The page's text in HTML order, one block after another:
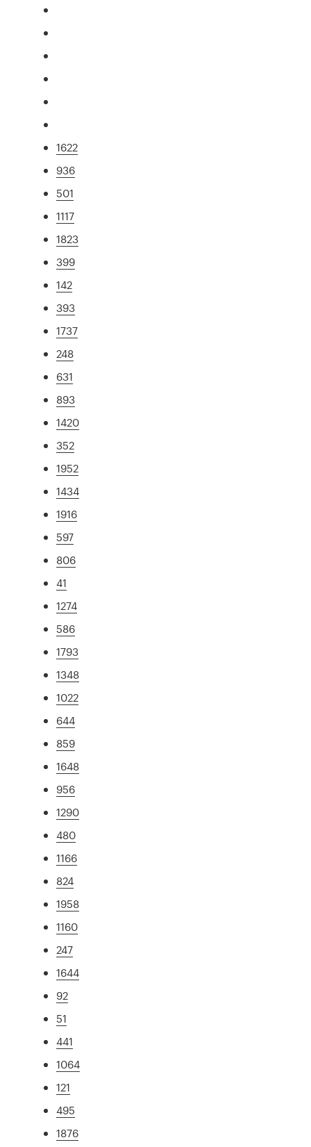
1622
936
501
1117
1823
399
142
393
1737
248
631
893
1420
352
1952
1434
1916
597
806
41
1274
586
1793
1348
1022
644
859
1648
956
1290
480
1166
824
1958
1160
247
1644
92
51
441
1064
121
495
1876